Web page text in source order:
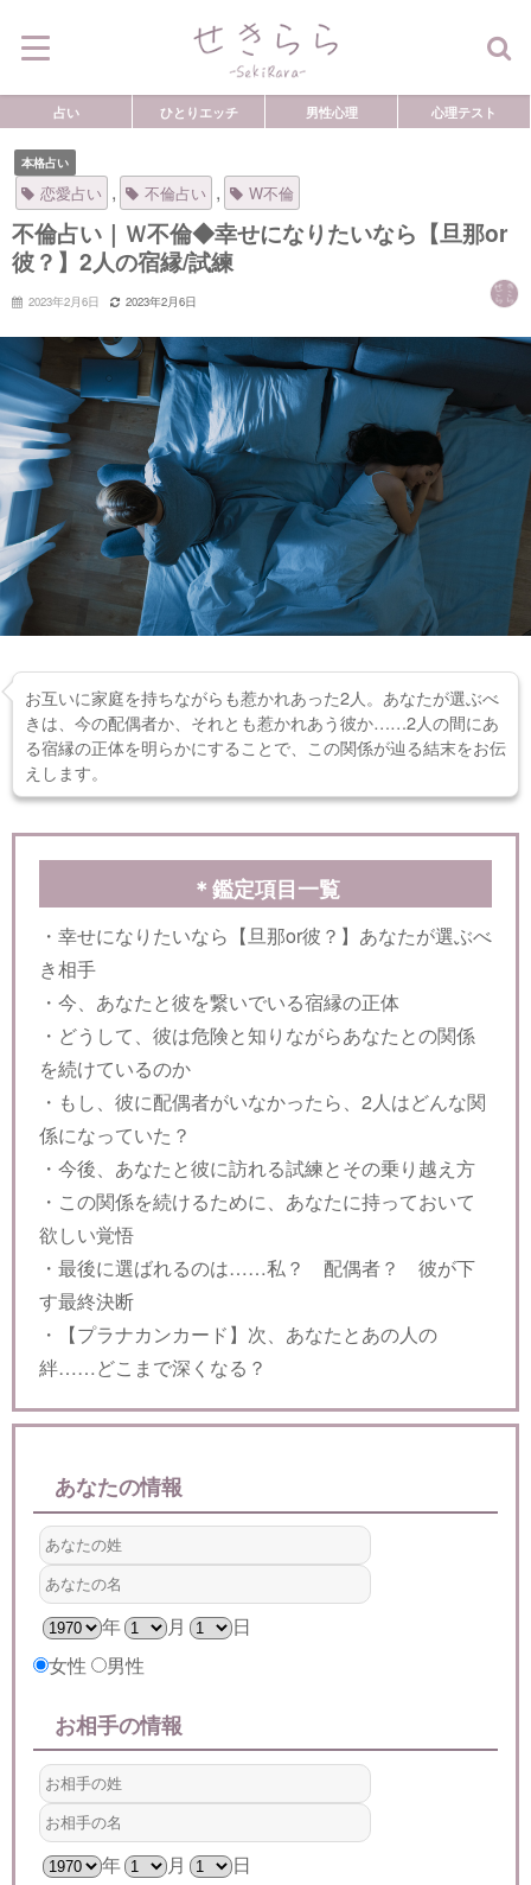
占い ひとりエッチ 男性心理 心理テスト
本格占い
恋愛占い , 不倫占い , W不倫
不倫占い｜Ｗ不倫◆幸せになりたいなら【旦那or
彼？】2人の宿縁/試練
2023年2月6日 2023年2月6日
お互いに家庭を持ちながらも惹かれあった2人。あなたが選ぶべ
きは、今の配偶者か、それとも惹かれあう彼か……2人の間にあ
る宿縁の正体を明らかにすることで、この関係が辿る結末をお伝
えします。
＊鑑定項目一覧
・幸せになりたいなら【旦那or彼？】あなたが選ぶべ
き相手
・今、あなたと彼を繋いでいる宿縁の正体
・どうして、彼は危険と知りながらあなたとの関係
を続けているのか
・もし、彼に配偶者がいなかったら、2人はどんな関
係になっていた？
・今後、あなたと彼に訪れる試練とその乗り越え方
・この関係を続けるために、あなたに持っておいて
欲しい覚悟
・最後に選ばれるのは……私？ 配偶者？ 彼が下
す最終決断
・【プラナカンカード】次、あなたとあの人の
絆……どこまで深くなる？
あなたの情報
年 月
日
女性
男性
お相手の情報
年 月
日